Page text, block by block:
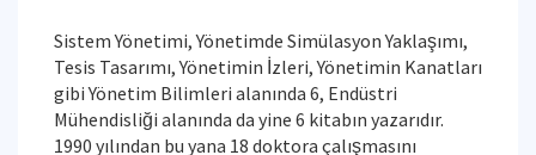
Sistem Yönetimi, Yönetimde Simülasyon Yaklaşımı,
Tesis Tasarımı, Yönetimin İzleri, Yönetimin Kanatları
gibi Yönetim Bilimleri alanında 6, Endüstri
Mühendisliği alanında da yine 6 kitabın yazarıdır.
1990 yılından bu yana 18 doktora çalışmasını